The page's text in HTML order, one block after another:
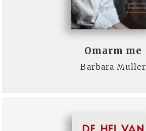
Omarm me
Barbara Muller